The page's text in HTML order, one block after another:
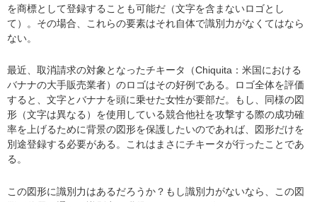
を商標として登録することも可能だ（文字を含まないロゴとし
て）。その場合、これらの要素はそれ自体で識別力がなくてはなら
ない。
最近、取消請求の対象となったチキータ（Chiquita：米国における
バナナの大手販売業者）のロゴはその好例である。ロゴ全体を評価
すると、文字とバナナを頭に乗せた女性が要部だ。もし、同様の図
形（文字は異なる）を使用している競合他社を攻撃する際の成功確
率を上げるために背景の図形を保護したいのであれば、図形だけを
別途登録する必要がある。これはまさにチキータが行ったことであ
る。
この図形に識別力はあるだろうか？もし識別力がないなら、この図